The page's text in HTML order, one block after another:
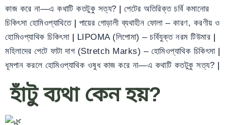
কাজ করে না—এ কথাটি কতটুকু সত্য? | পেটের অতিরিক্ত চর্বি কমানোর
চিকিৎসা হোমিওপ্যাথিতে | পায়ের গোড়ালী ব্যথাহীন ফোলা – কারণ, করণীয় ও
হোমিওপ্যাথিক চিকিৎসা | LIPOMA (লিপোমা) – চর্বিযুক্ত নরম টিউমার |
মহিলাদের পেটে ফাটা দাগ (Stretch Marks) – হোমিওপ্যাথিক চিকিৎসা |
ধূমপান করলে হোমিওপ্যাথিক ওষুধ কাজ করে না—এ কথাটি কতটুকু সত্য? |
হাঁটু ব্যথা কেন হয়?